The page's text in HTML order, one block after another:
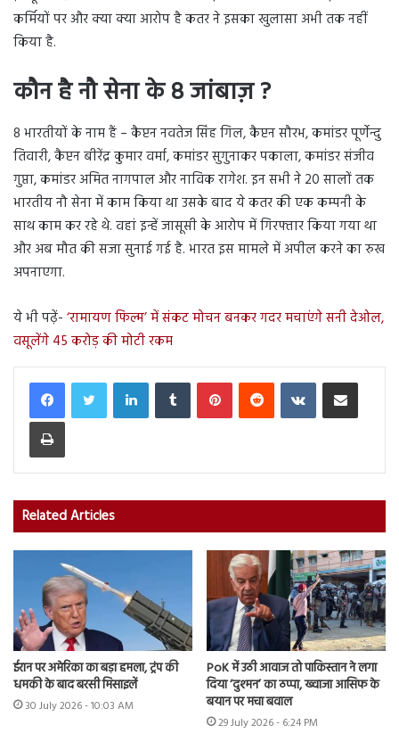
कर्मियों पर और क्या क्या आरोप है कतर ने इसका खुलासा अभी तक नहीं
किया है.
कौन है नौ सेना के 8 जांबाज़ ?
8 भारतीयों के नाम हैं – कैप्टन नवतेज सिंह गिल, कैप्टन सौरभ, कमांडर पूर्णेन्दु
तिवारी, कैप्टन बीरेंद्र कुमार वर्मा, कमांडर सुगुनाकर पकाला, कमांडर संजीव
गुप्ता, कमांडर अमित नागपाल और नाविक रागेश. इन सभी ने 20 सालों तक
भारतीय नौ सेना में काम किया था उसके बाद ये कतर की एक कम्पनी के
साथ काम कर रहे थे. वहां इन्हें जासूसी के आरोप में गिरफ्तार किया गया था
और अब मौत की सजा सुनाई गई है. भारत इस मामले में अपील करने का रुख
अपनाएगा.
ये भी पढ़ें- ‘रामायण फिल्म’ में संकट मोचन बनकर गदर मचाएंगे सनी देओल,
वसूलेंगे 45 करोड़ की मोटी रकम
LinkedInTumblr PinterestReddit VKontakteShare via Email
Print
Related Articles
ईरान पर अमेरिका का बड़ा हमला, ट्रंप की
धमकी के बाद बरसी मिसाइलें
30 July 2026 - 10:03 AM
PoK में उठी आवाज तो पाकिस्तान ने लगा
दिया ‘दुश्मन’ का ठप्पा, ख्वाजा आसिफ के
बयान पर मचा बवाल
29 July 2026 - 6:24 PM